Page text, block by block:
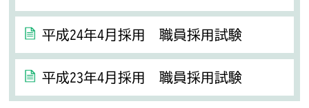
平成24年4月採用 職員採用試験
平成23年4月採用 職員採用試験